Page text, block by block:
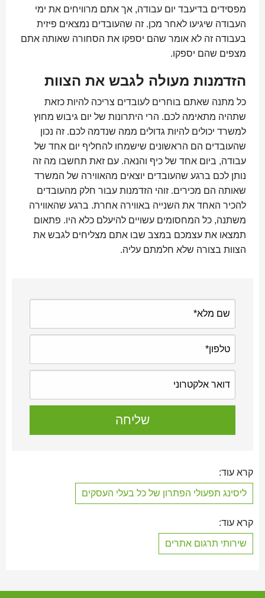
מפסידים בדיעבד יום עבודה, אך אתם מרוויחים את ימי
העבודה שיגיעו לאחר מכן. זה שהעובדים נמצאים פיזית
בעבודה זה לא אומר שהם יספקו את הסחורה שאותה אתם
מצפים שהם יספקו.
הזדמנות מעולה לגבש את הצוות
כל מתנה שאתם בוחרים לעובדים צריכה להיות כזאת
שתהיה מתאימה לכם. הרי היתרונות של יום גיבוש מחוץ
למשרד יכולים להיות גדולים ממה שנדמה לכם. זה נכון
שהעובדים הם הראשונים שישמחו להחליף יום אחד של
עבודה, ביום אחד של כיף והנאה. עם זאת תחשבו מה זה
נותן לכם ברגע שהעובדים יוצאים מהאווירה של המשרד
שאותה הם מכירים. זוהי הזדמנות עבור חלק מהעובדים
להכיר האחד את השנייה באווירה אחרת. ברגע שהאווירה
משתנה, כל המחסומים עשויים להיעלם כלא היו. פתאום
תמצאו את עצמכם במצב שבו אתם מצליחים לגבש את
הצוות בצורה שלא חלמתם עליה.
קרא עוד:
ליסינג תפעולי הפתרון של כל בעלי העסקים
קרא עוד:
שירותי תרגום אתרים